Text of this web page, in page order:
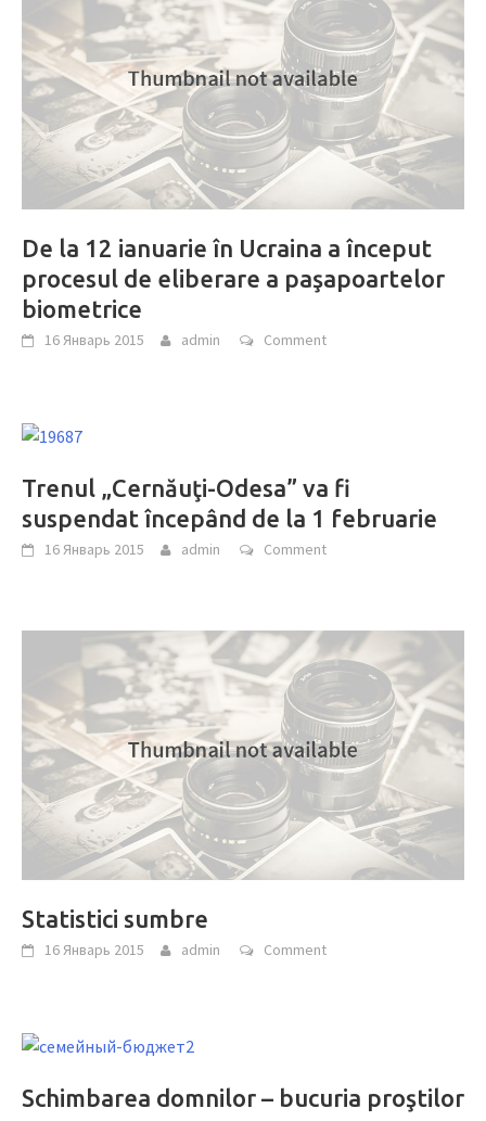
De la 12 ianuarie în Ucraina a început
procesul de eliberare a paşapoartelor
biometrice
16 Январь 2015 admin Comment
Trenul „Cernăuţi-Odesa” va fi
suspendat începând de la 1 februarie
16 Январь 2015 admin Comment
Statistici sumbre
16 Январь 2015 admin Comment
Schimbarea domnilor – bucuria proştilor